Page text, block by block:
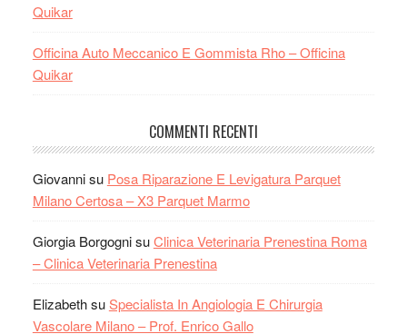
Quikar
Officina Auto Meccanico E Gommista Rho – Officina
Quikar
COMMENTI RECENTI
Giovannisu Posa Riparazione E Levigatura Parquet
Milano Certosa – X3 Parquet Marmo
Giorgia BorgognisuClinica Veterinaria Prenestina Roma
– Clinica Veterinaria Prenestina
ElizabethsuSpecialista In Angiologia E Chirurgia
Vascolare Milano – Prof. Enrico Gallo